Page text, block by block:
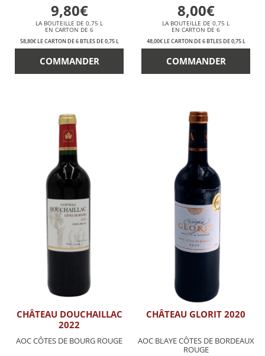
9,80€
LA BOUTEILLE DE 0,75 L
EN CARTON DE 6
58,80€ LE CARTON DE 6 BTLES DE 0,75 L
COMMANDER
8,00€
LA BOUTEILLE DE 0,75 L
EN CARTON DE 6
48,00€ LE CARTON DE 6 BTLES DE 0,75 L
COMMANDER
CHÂTEAU DOUCHAILLAC
2022
AOC CÔTES DE BOURG ROUGE
CHÂTEAU GLORIT 2020
AOC BLAYE CÔTES DE BORDEAUX
ROUGE